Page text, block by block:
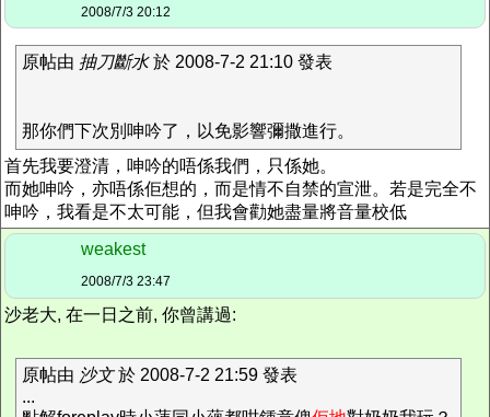
2008/7/3 20:12
原帖由 抽刀斷水於 2008-7-2 21:10 發表
那你們下次別呻吟了，以免影響彌撒進行。
首先我要澄清，呻吟的唔係我們，只係她。
而她呻吟，亦唔係佢想的，而是情不自禁的宣泄。若是完全不
呻吟，我看是不太可能，但我會勸她盡量將音量校低
weakest
2008/7/3 23:47
沙老大, 在一日之前, 你曾講過:
原帖由 沙文於 2008-7-2 21:59 發表
...